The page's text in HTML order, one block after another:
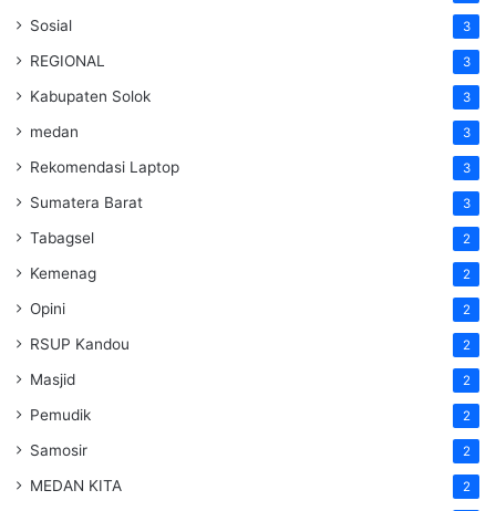
Sosial 3
REGIONAL 3
Kabupaten Solok 3
medan 3
Rekomendasi Laptop 3
Sumatera Barat 3
Tabagsel 2
Kemenag 2
Opini 2
RSUP Kandou 2
Masjid 2
Pemudik 2
Samosir 2
MEDAN KITA 2